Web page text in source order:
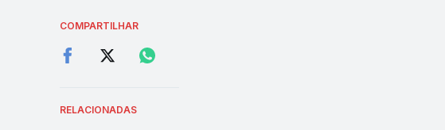
COMPARTILHAR
RELACIONADAS